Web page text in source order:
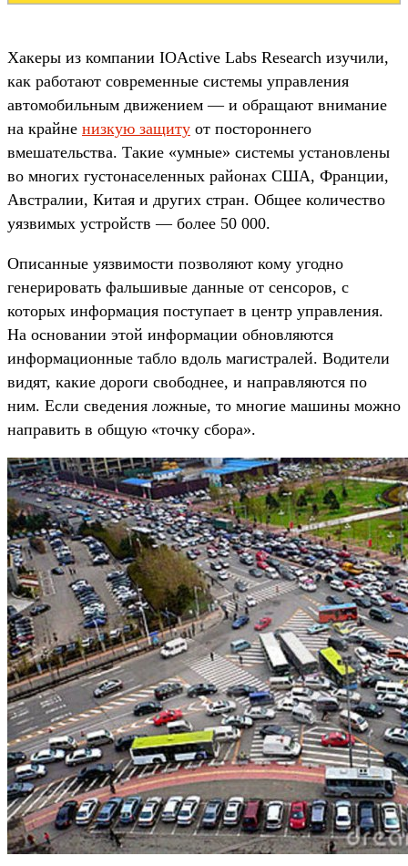
Хакеры из компании IOActive Labs Research изучили,
как работают современные системы управления
автомобильным движением — и обращают внимание
на крайне низкую защиту от постороннего
вмешательства. Такие «умные» системы установлены
во многих густонаселенных районах США, Франции,
Австралии, Китая и других стран. Общее количество
уязвимых устройств — более 50 000.
Описанные уязвимости позволяют кому угодно
генерировать фальшивые данные от сенсоров, с
которых информация поступает в центр управления.
На основании этой информации обновляются
информационные табло вдоль магистралей. Водители
видят, какие дороги свободнее, и направляются по
ним. Если сведения ложные, то многие машины можно
направить в общую «точку сбора».